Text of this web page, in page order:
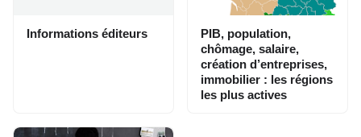
Informations éditeurs
PIB, population,
chômage, salaire,
création d’entreprises,
immobilier : les régions
les plus actives